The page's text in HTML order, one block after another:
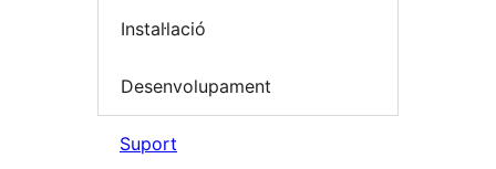
Instal·lació
Desenvolupament
Suport